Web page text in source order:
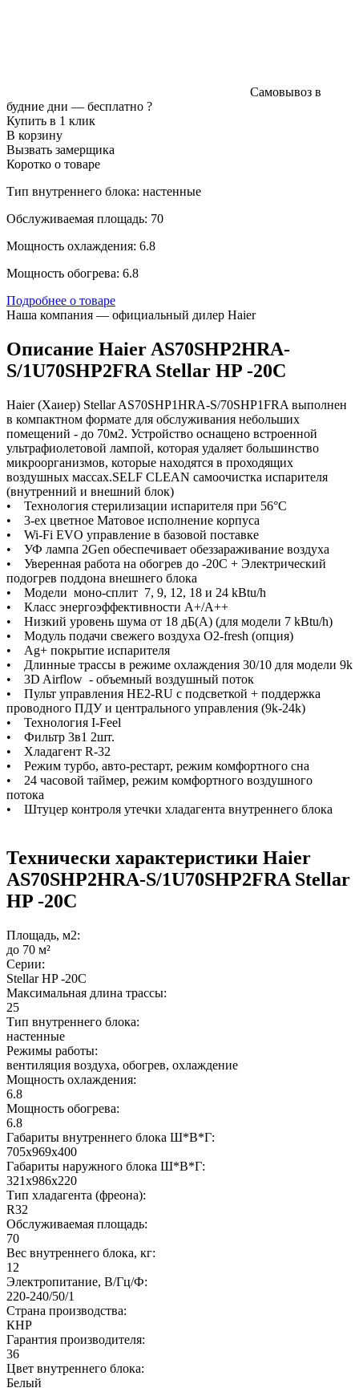
Самовывоз в
будние дни — бесплатно ?
Купить в 1 клик
В корзину
Вызвать замерщика
Коротко о товаре
Тип внутреннего блока: настенные
Обслуживаемая площадь: 70
Мощность охлаждения: 6.8
Мощность обогрева: 6.8
Подробнее о товаре
Наша компания — официальный дилер Haier
Описание Haier AS70SHP2HRA-
S/1U70SHP2FRA Stellar HP -20С
Haier (Хаиер) Stellar AS70SHP1HRA-S/70SHP1FRA выполнен
в компактном формате для обслуживания небольших
помещений - до 70м2. Устройство оснащено встроенной
ультрафиолетовой лампой, которая удаляет большинство
микроорганизмов, которые находятся в проходящих
воздушных массах.SELF CLEAN самоочистка испарителя
(внутренний и внешний блок)
• Технология стерилизации испарителя при 56°С
• 3-ех цветное Матовое исполнение корпуса
• Wi-Fi EVO управление в базовой поставке
• УФ лампа 2Gen обеспечивает обеззараживание воздуха
• Уверенная работа на обогрев до -20С + Электрический
подогрев поддона внешнего блока
• Модели моно-сплит 7, 9, 12, 18 и 24 kBtu/h
• Класс энергоэффективности А+/A++
• Низкий уровень шума от 18 дБ(А) (для модели 7 kBtu/h)
• Модуль подачи свежего воздуха O2-fresh (опция)
• Ag+ покрытие испарителя
• Длинные трассы в режиме охлаждения 30/10 для модели 9k
• 3D Airflow - объемный воздушный поток
• Пульт управления HE2-RU с подсветкой + поддержка
проводного ПДУ и центрального управления (9k-24k)
• Технология I-Feel
• Фильтр 3в1 2шт.
• Хладагент R-32
• Режим турбо, авто-рестарт, режим комфортного сна
• 24 часовой таймер, режим комфортного воздушного
потока
• Штуцер контроля утечки хладагента внутреннего блока
Технически характеристики Haier
AS70SHP2HRA-S/1U70SHP2FRA Stellar
HP -20С
Площадь, м2:
до 70 м²
Серии:
Stellar HP -20С
Максимальная длина трассы:
25
Тип внутреннего блока:
настенные
Режимы работы:
вентиляция воздуха, обогрев, охлаждение
Мощность охлаждения:
6.8
Мощность обогрева:
6.8
Габариты внутреннего блока Ш*В*Г:
705x969x400
Габариты наружного блока Ш*В*Г:
321x986x220
Тип хладагента (фреона):
R32
Обслуживаемая площадь:
70
Вес внутреннего блока, кг:
12
Электропитание, В/Гц/Ф:
220-240/50/1
Страна производства:
КНР
Гарантия производителя:
36
Цвет внутреннего блока:
Белый